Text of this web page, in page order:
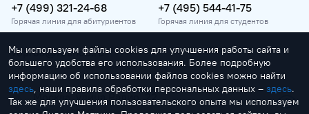
+7 (499) 321-24-68
Горячая линия для абитуриентов
+7 (495) 544-41-75
Горячая линия для студентов
vopros@rosnou.ru
Горячая линия для абитуриентов
Москва, улица Радио, 22
Главный корпус
Мы используем файлы cookies для улучшения работы сайта и
большего удобства его использования. Более подробную
информацию об использовании файлов cookies можно найти
здесь, наши правила обработки персональных данных – здесь.
Так же для улучшения пользовательского опыта мы используем